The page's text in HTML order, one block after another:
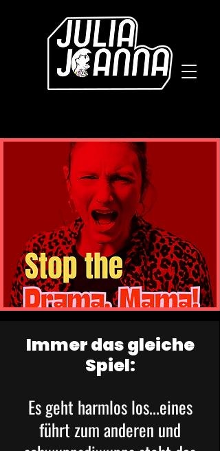
Immer das gleiche
Spiel:
Es geht harmlos los...eines
führt zum anderen und